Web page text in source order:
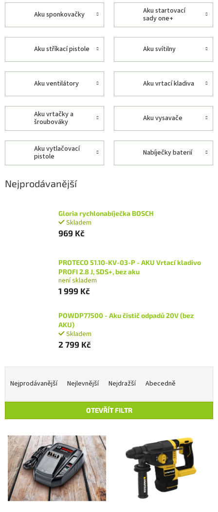
aku sponkovačky
aku startovací
sady one+
aku stříkací pistole aku svítilny
aku ventilátory aku vrtací kladiva
aku vrtačky a
šroubováky
aku vysavače
aku vytlačovací
pistole
nabíječky baterií
Nejprodávanější
Gloria rychlonabíječka BOSCH
Skladem
969 Kč
PROTECO 51.10-KV-03-P - AKU Vrtací kladivo
PROFI 2.8 J, SDS+, bez aku
není skladem
1 999 Kč
POWDP77500 - Aku čistič odpadů 20V (bez
AKU)
Skladem
2 799 Kč
e
p
r
o
d
u
k
t
Nejprodávanější Nejlevnější Nejdražší Abecedně
OTEVŘÍT FILTR
V
ý
p
s
p
r